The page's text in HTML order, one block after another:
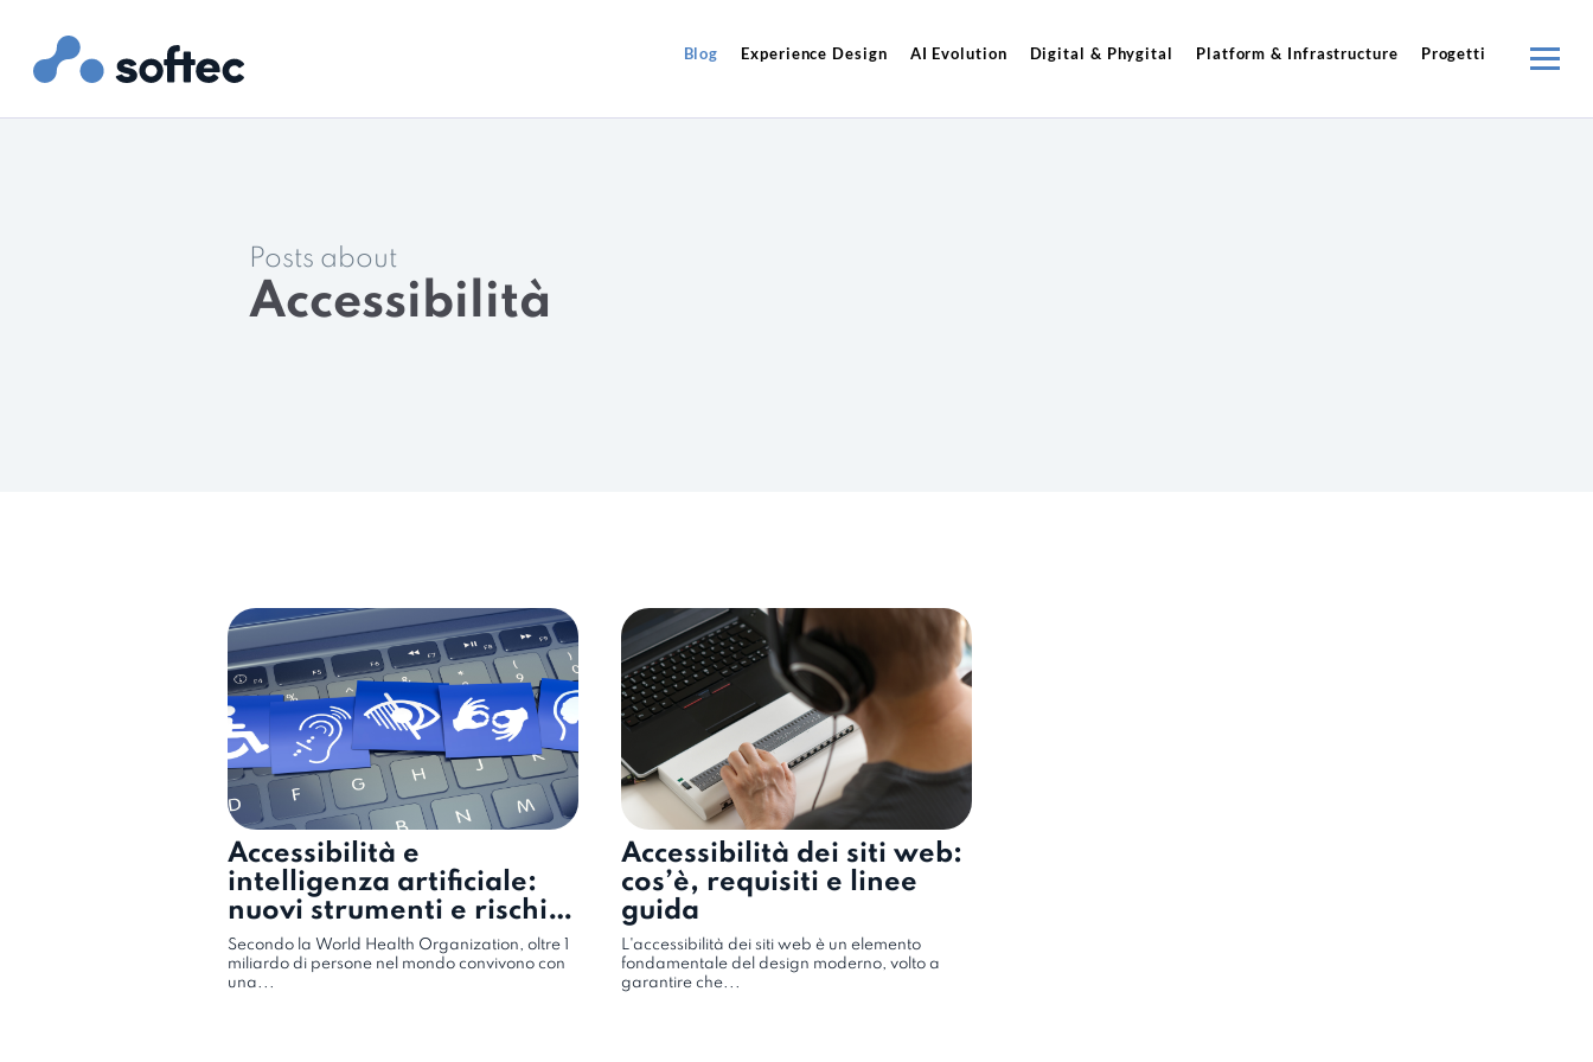
Blog Experience Design AI Evolution Digital & Phygital Platform & Infrastructure Progetti
Posts about
Accessibilità
Accessibilità e
intelligenza artificiale:
nuovi strumenti e rischi
emergenti
Secondo la World Health Organization, oltre 1
miliardo di persone nel mondo convivono con
una...
Accessibilità dei siti web:
cos’è, requisiti e linee
guida
L'accessibilità dei siti web è un elemento
fondamentale del design moderno, volto a
garantire che...